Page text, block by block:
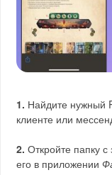
1. Найдите нужный
клиенте или
2. Откройте папку
его в приложении